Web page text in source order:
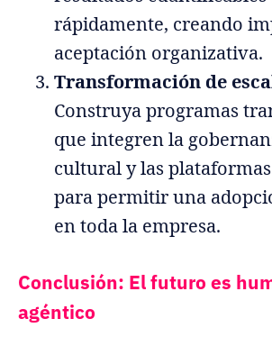
rápidamente, creando
aceptación organizativa.
Transformación de
Construya programas
que integren la
cultural y las
para permitir una
en toda la empresa.
Conclusión: El futuro es
agéntico